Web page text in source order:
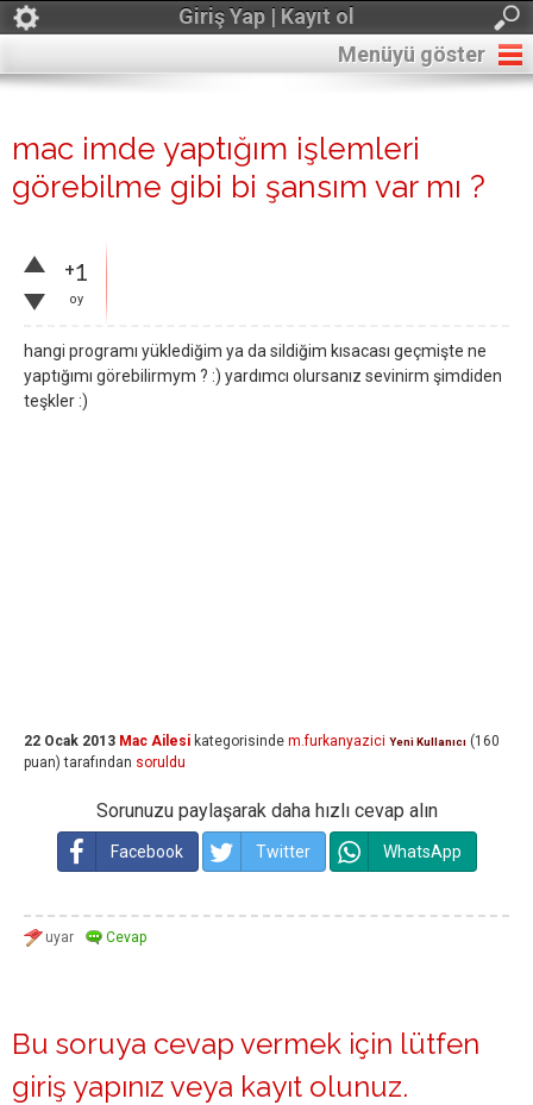
Giriş Yap | Kayıt ol
Menüyü göster
mac imde yaptığım işlemleri
görebilme gibi bi şansım var mı ?
+1
oy
hangi programı yüklediğim ya da sildiğim kısacası geçmişte ne
yaptığımı görebilirmym ? :) yardımcı olursanız sevinirm şimdiden
teşkler :)
22 Ocak 2013 Mac Ailesi kategorisinde m.furkanyazici Yeni Kullanıcı (160
puan) tarafından soruldu
Sorunuzu paylaşarak daha hızlı cevap alın
Facebook Twitter WhatsApp
Bu soruya cevap vermek için lütfen
giriş yapınız veya kayıt olunuz.